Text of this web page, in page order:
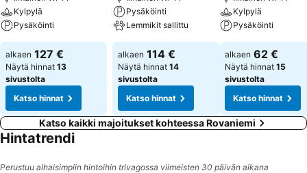
Kylpylä
Pysäköinti
alkaen 127 €
Näytä hinnat 13
sivustolta
Katso hinnat
Pysäköinti
Lemmikit sallittu
alkaen 114 €
Näytä hinnat 14
sivustolta
Katso hinnat
Kylpylä
Pysäköinti
alkaen 62 €
Näytä hinnat 15
sivustolta
Katso hinnat
Katso kaikki majoitukset kohteessa Rovaniemi
Hintatrendi
Perustuu alhaisimpiin hintoihin trivagossa viimeisten 30 päivän aikana